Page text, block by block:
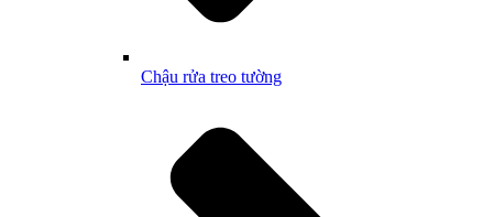
Chậu rửa treo tường